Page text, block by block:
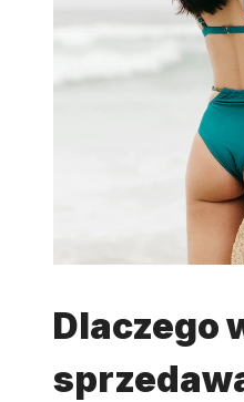
Dlaczego